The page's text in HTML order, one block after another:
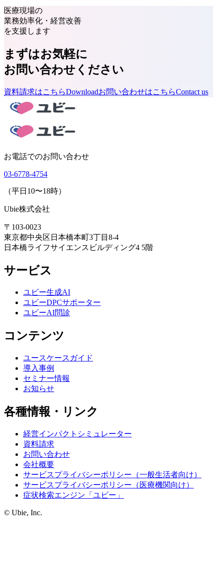
医療現場の
業務効率化・経営改善
を支援します
まずはお気軽に
お問い合わせください
資料請求はこちらDownloadお問い合わせはこちらContact us
お電話でのお問い合わせ
03-6778-4754
（平日10〜18時）
Ubie株式会社
〒103-0023
東京都中央区日本橋本町3丁目8-4
日本橋ライフサイエンスビルディング4 5階
サービス
ユビー生成AI
ユビーDPCサポーター
ユビーAI問診
コンテンツ
ユースケースガイド
導入事例
セミナー情報
お知らせ
各種情報・リンク
経営インパクトシミュレーター
資料請求
お問い合わせ
会社概要
サービスプライバシーポリシー（一般生活者向け）
サービスプライバシーポリシー（医療機関向け）
症状検索エンジン「ユビー」
© Ubie, Inc.